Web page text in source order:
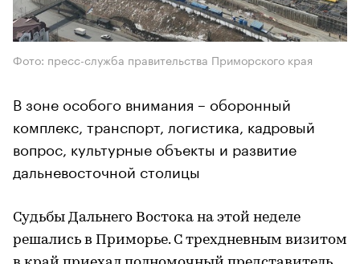
Фото: пресс-служба правительства Приморского края
В зоне особого внимания – оборонный
комплекс, транспорт, логистика, кадровый
вопрос, культурные объекты и развитие
дальневосточной столицы
Судьбы Дальнего Востока на этой неделе
решались в Приморье. С трехдневным визитом